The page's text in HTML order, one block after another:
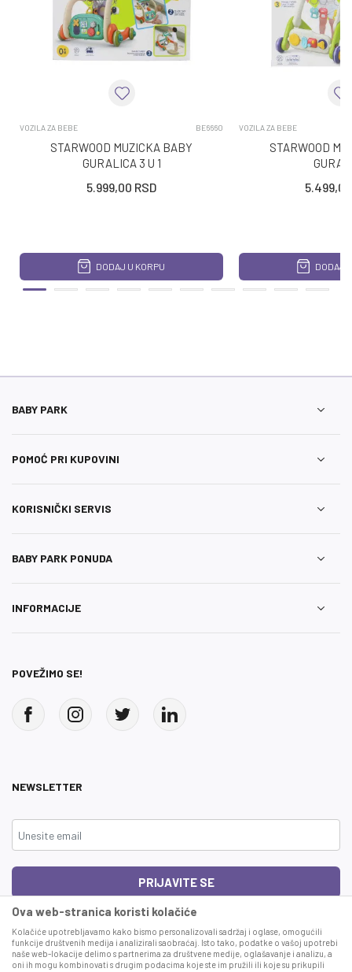
VOZILA ZA BEBE BE6660
STARWOOD MUZICKA BABY
GURALICA 3 U 1
5.999,00 RSD
DODAJ U KORPU
VOZILA ZA BEBE
STARWOOD
5.499,00
DODAJ
BABY PARK
POMOĆ PRI KUPOVINI
KORISNIČKI SERVIS
BABY PARK PONUDA
INFORMACIJE
POVEŽIMO SE!
NEWSLETTER
PRIJAVITE SE
This site is protected by reCAPTCHA and the GooglePrivacy Policy andTerms
Ova web-stranica koristi kolačiće
Kolačiće upotrebljavamo kako bismo personalizovali sadržaj i oglase, omogućili
funkcije društvenih medija i analizirali saobraćaj. Isto tako, podatke o vašoj upotrebi
naše web-lokacije delimo s partnerima za društvene medije, oglašavanje i analizu, a
oni ih mogu kombinovati s drugim podacima koje ste im pružili ili koje su prikupili